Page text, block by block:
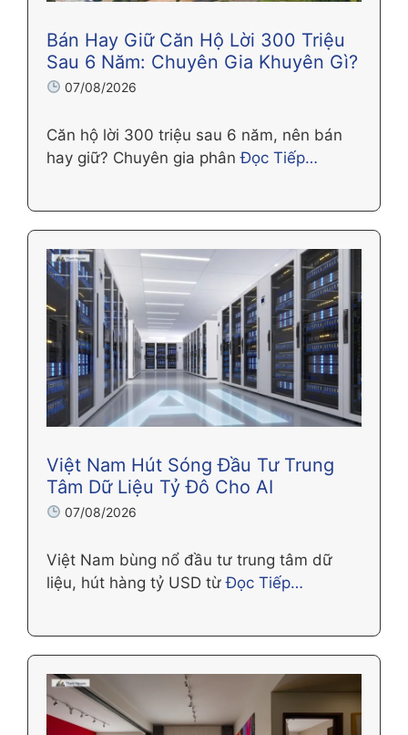
Bán Hay Giữ Căn Hộ Lời 300 Triệu
Sau 6 Năm: Chuyên Gia Khuyên Gì?
07/08/2026
Căn hộ lời 300 triệu sau 6 năm, nên bán
hay giữ? Chuyên gia phân Đọc Tiếp…
Việt Nam Hút Sóng Đầu Tư Trung
Tâm Dữ Liệu Tỷ Đô Cho AI
07/08/2026
Việt Nam bùng nổ đầu tư trung tâm dữ
liệu, hút hàng tỷ USD từ Đọc Tiếp…